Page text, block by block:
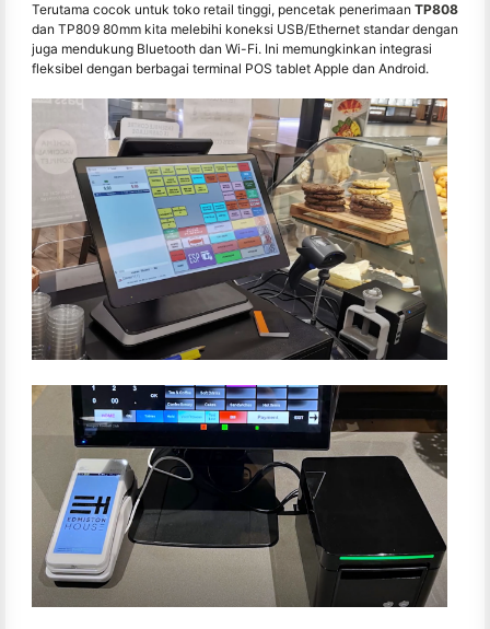
Terutama cocok untuk toko retail tinggi, pencetak penerimaan TP808
dan TP809 80mm kita melebihi koneksi USB/Ethernet standar dengan
juga mendukung Bluetooth dan Wi-Fi. Ini memungkinkan integrasi
fleksibel dengan berbagai terminal POS tablet Apple dan Android.